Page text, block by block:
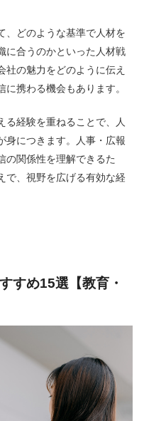
、どのような基準で人材を
に合うのかといった人材戦
社の魅力をどのように伝え
携わる機会もあります。
る経験を重ねることで、人
身につきます。人事・広報
の関係性を理解できるた
で、視野を広げる有効な経
すめ15選【教育・